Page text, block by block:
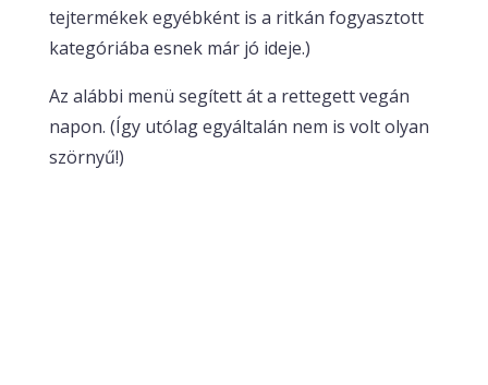
tejtermékek egyébként is a ritkán fogyasztott
kategóriába esnek már jó ideje.)
Az alábbi menü segített át a rettegett vegán
napon. (Így utólag egyáltalán nem is volt olyan
szörnyű!)